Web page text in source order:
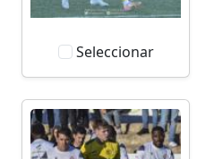
Seleccionar